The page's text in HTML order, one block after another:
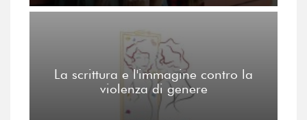
La scrittura e l'immagine contro la
violenza di genere